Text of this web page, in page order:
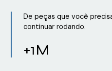
De peças que você
continuar rodando.
+1M